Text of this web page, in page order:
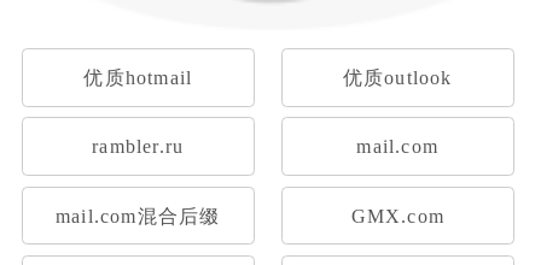
优质hotmail 优质outlook
rambler.ru mail.com
mail.com混合后缀 GMX.com